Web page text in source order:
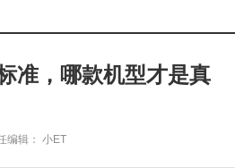
准，哪款机型才是真
编辑： 小ET